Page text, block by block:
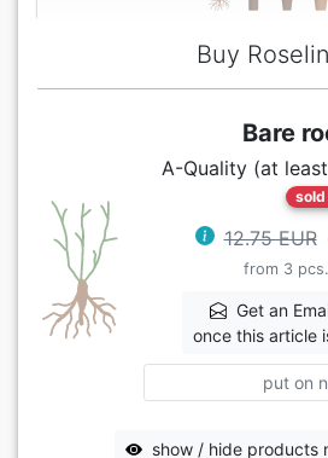
Buy
Bare
A-Quality (at
sold
12.75 EUR
from 3 pcs.
Get an
once this article
put on
show / hide products